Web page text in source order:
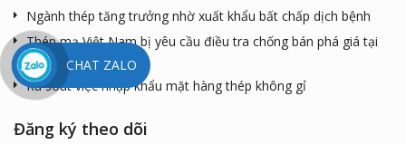
Ngành thép tăng trưởng nhờ xuất khẩu bất chấp dịch bệnh
Thép mạ Việt Nam bị yêu cầu điều tra chống bán phá giá tại
Mexico
Rà soát việc nhập khẩu mặt hàng thép không gỉ
Đăng ký theo dõi
CHAT ZALO